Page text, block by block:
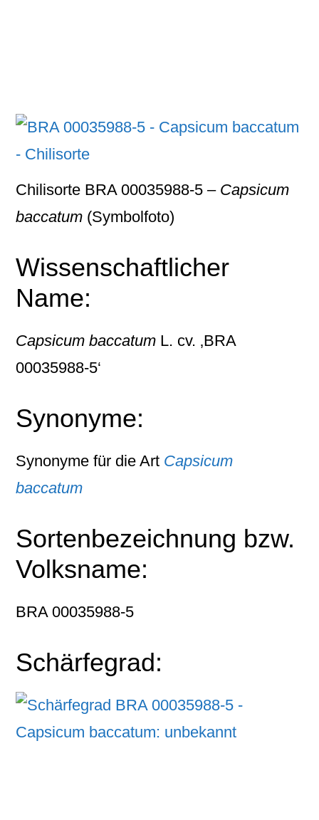
Chilisorte BRA 00035988-5 – Capsicum
baccatum (Symbolfoto)
Wissenschaftlicher
Name:
Capsicum baccatum L. cv. ‚BRA
00035988-5‘
Synonyme:
Synonyme für die Art Capsicum
baccatum
Sortenbezeichnung bzw.
Volksname:
BRA 00035988-5
Schärfegrad: